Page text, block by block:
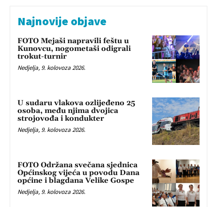
Najnovije objave
FOTO Mejaši napravili feštu u
Kunovcu, nogometaši odigrali
trokut-turnir
Nedjelja, 9. kolovoza 2026.
U sudaru vlakova ozlijeđeno 25
osoba, među njima dvojica
strojovođa i kondukter
Nedjelja, 9. kolovoza 2026.
FOTO Održana svečana sjednica
Općinskog vijeća u povodu Dana
općine i blagdana Velike Gospe
Nedjelja, 9. kolovoza 2026.